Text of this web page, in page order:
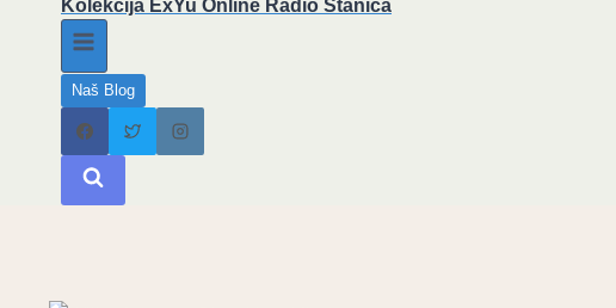
Kolekcija ExYu Online Radio Stanica
Naš Blog